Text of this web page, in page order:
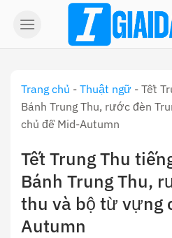
Trang chủ - Thuật ngữ - Tết
Bánh Trung Thu, rước đèn
chủ đề Mid-Autumn
Tết Trung Thu
Bánh Trung Thu,
thu và bộ từ vựng
Autumn